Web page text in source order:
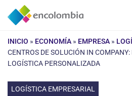
Saltar
INICIO » ECONOMÍA » EMPRESA »
CENTROS DE SOLUCIÓN IN
LOGÍSTICA PERSONALIZADA
LOGÍSTICA EMPRESARIAL